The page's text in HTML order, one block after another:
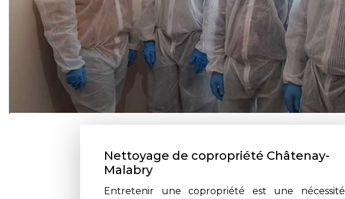
Nettoyage de copropriété Châtenay-
Malabry
Entretenir une copropriété est une nécessité